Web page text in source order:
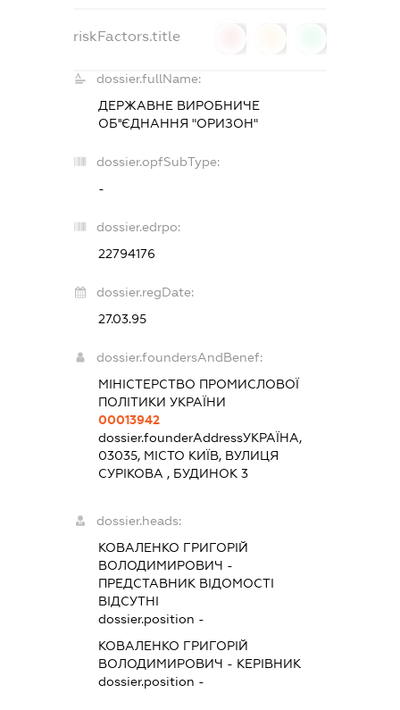
riskFactors.title
dossier.fullName:
ДЕРЖАВНЕ ВИРОБНИЧЕ
ОБ''ЄДНАННЯ "ОРИЗОН"
dossier.opfSubType:
-
dossier.edrpo:
22794176
dossier.regDate:
27.03.95
dossier.foundersAndBenef:
МІНІСТЕРСТВО ПРОМИСЛОВОЇ
ПОЛІТИКИ УКРАЇНИ
00013942
dossier.founderAddressУКРАЇНА,
03035, МІСТО КИЇВ, ВУЛИЦЯ
СУРІКОВА , БУДИНОК 3
dossier.heads:
КОВАЛЕНКО ГРИГОРІЙ
ВОЛОДИМИРОВИЧ -
ПРЕДСТАВНИК ВІДОМОСТІ
ВІДСУТНІ
dossier.position -
КОВАЛЕНКО ГРИГОРІЙ
ВОЛОДИМИРОВИЧ - КЕРІВНИК
dossier.position -